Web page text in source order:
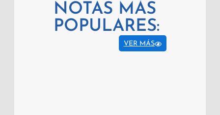
NOTAS MÁS
POPULARES:
VER MÁS